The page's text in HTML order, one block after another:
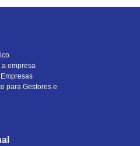
a empresa
para Gestores e